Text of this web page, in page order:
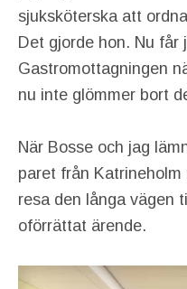
sjuksköterska att
Det gjorde hon. Nu får
Gastromottagningen
nu inte glömmer bort
När Bosse och jag
paret från
resa den långa vägen
oförrättat ärende.